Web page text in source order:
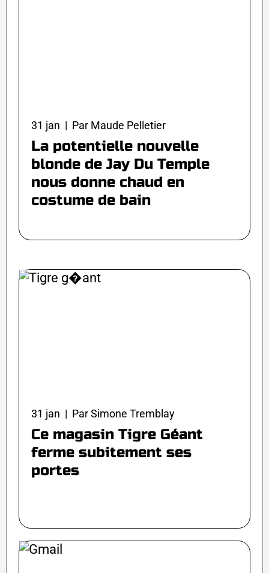
31 jan | Par Maude Pelletier
La potentielle nouvelle
blonde de Jay Du Temple
nous donne chaud en
costume de bain
31 jan | Par Simone Tremblay
Ce magasin Tigre Géant
ferme subitement ses
portes